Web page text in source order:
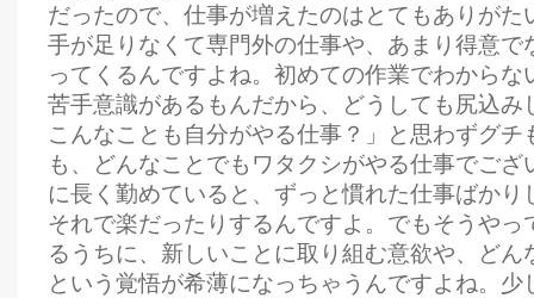
だったので、仕事が増えたのはとてもありがた
手が足りなくて専門外の仕事や、あまり得意で
ってくるんですよね。初めての作業でわからな
苦手意識があるもんだから、どうしても尻込み
こんなことも自分がやる仕事？」と思わずグチ
も、どんなことでもワタクシがやる仕事でござ
に長く勤めていると、ずっと慣れた仕事ばかり
それで楽だったりするんですよ。でもそうやっ
るうちに、新しいことに取り組む意欲や、どん
という覚悟が希薄になっちゃうんですよね。少